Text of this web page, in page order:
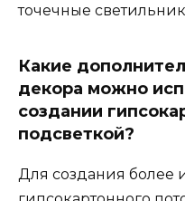
точечные
Какие
декора можно
создании
подсветкой?
Для создания более